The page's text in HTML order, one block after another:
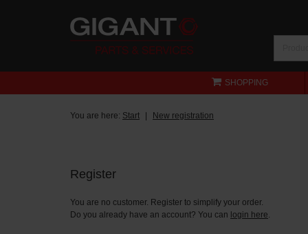
SHOPPING
You are here: Start New registration
Register
You are no customer. Register to simplify your order.
Do you already have an account? You can login here.